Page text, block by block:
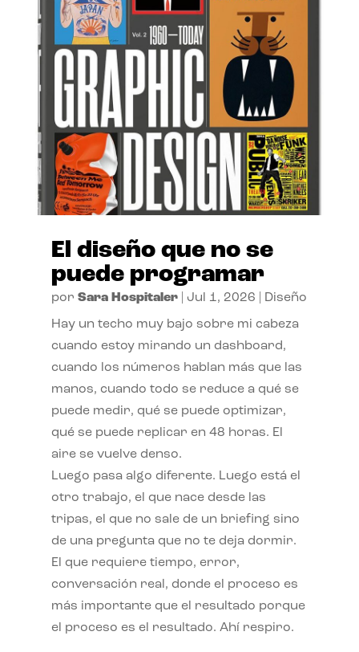
El diseño que no se
puede programar
por Sara Hospitaler| Jul 1, 2026 Diseño
Hay un techo muy bajo sobre mi cabeza
cuando estoy mirando un dashboard,
cuando los números hablan más que las
manos, cuando todo se reduce a qué se
puede medir, qué se puede optimizar,
qué se puede replicar en 48 horas. El
aire se vuelve denso.
Luego pasa algo diferente. Luego está el
otro trabajo, el que nace desde las
tripas, el que no sale de un briefing sino
de una pregunta que no te deja dormir.
El que requiere tiempo, error,
conversación real, donde el proceso es
más importante que el resultado porque
el proceso es el resultado. Ahí respiro.